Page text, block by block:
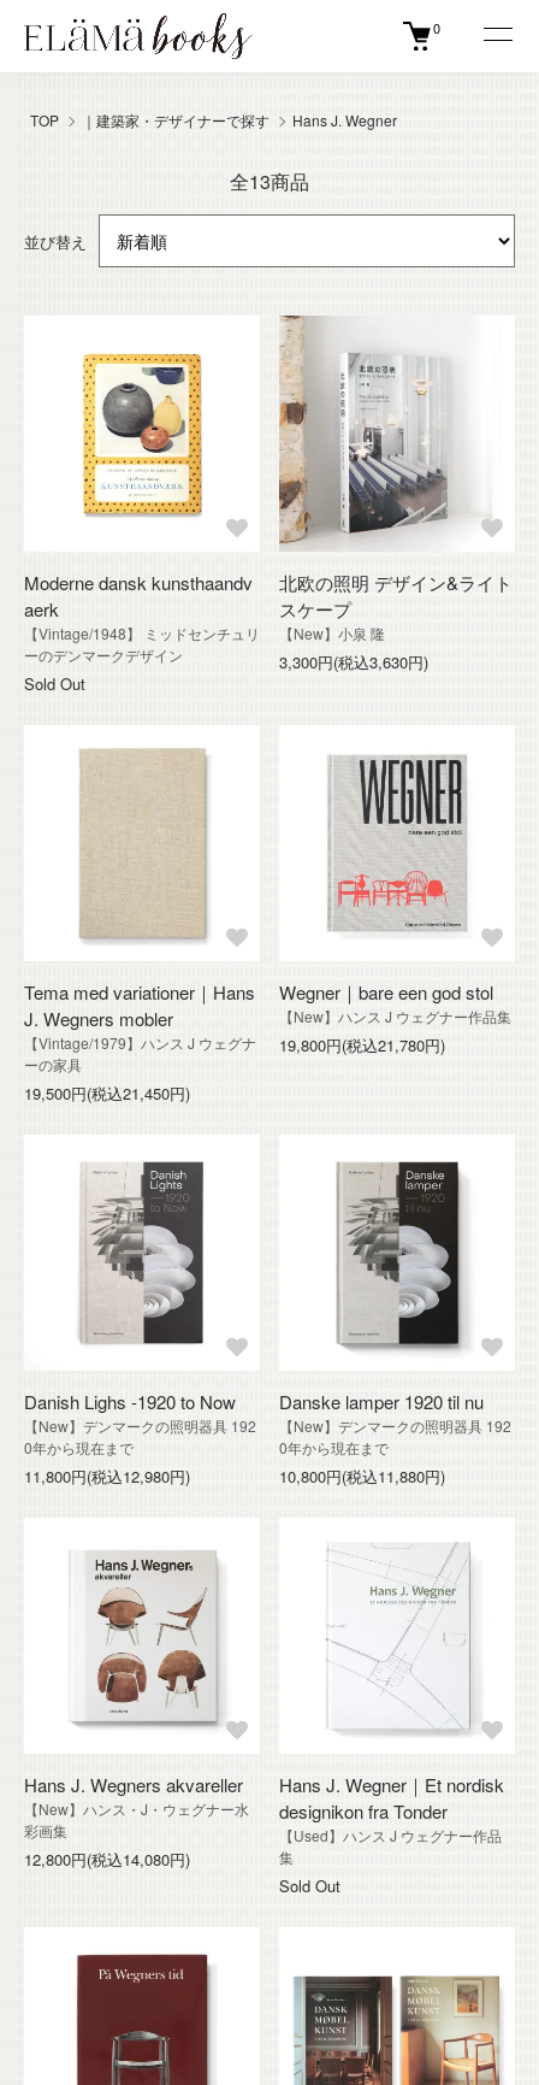
0
TOP ｜建築家・デザイナーで探す Hans J. Wegner
全13商品
並び替え
Moderne dansk kunsthaandv
aerk
【Vintage/1948】 ミッドセンチュリ
ーのデンマークデザイン
Sold Out
北欧の照明 デザイン&ライト
スケープ
【New】小泉 隆
3,300円(税込3,630円)
Tema med variationer｜Hans
J. Wegners mobler
【Vintage/1979】ハンス J ウェグナ
ーの家具
19,500円(税込21,450円)
Wegner｜bare een god stol
【New】ハンス J ウェグナー作品集
19,800円(税込21,780円)
Danish Lighs -1920 to Now
【New】デンマークの照明器具 192
0年から現在まで
11,800円(税込12,980円)
Danske lamper 1920 til nu
【New】デンマークの照明器具 192
0年から現在まで
10,800円(税込11,880円)
Hans J. Wegners akvareller
【New】ハンス・J・ウェグナー水
彩画集
12,800円(税込14,080円)
Hans J. Wegner｜Et nordisk
designikon fra Tonder
【Used】ハンス J ウェグナー作品
集
Sold Out